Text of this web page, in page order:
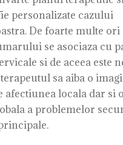
personalizate cazului
De foarte multe ori
se asociaza cu
si de aceea este
sa aiba o
afectiunea locala dar si o
a problemelor